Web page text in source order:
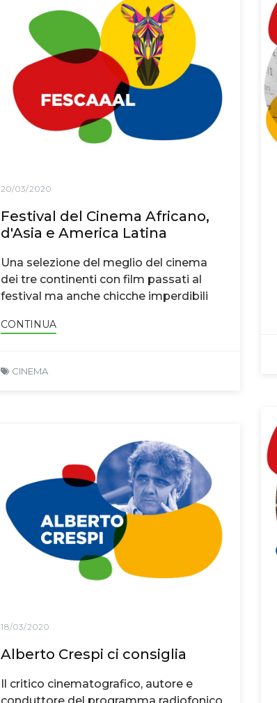
20/03/2020
Festival del Cinema Africano,
d'Asia e America Latina
Una selezione del meglio del cinema
dei tre continenti con film passati al
festival ma anche chicche imperdibili
CONTINUA
CINEMA
18/03/2020
Alberto Crespi ci consiglia
Il critico cinematografico, autore e